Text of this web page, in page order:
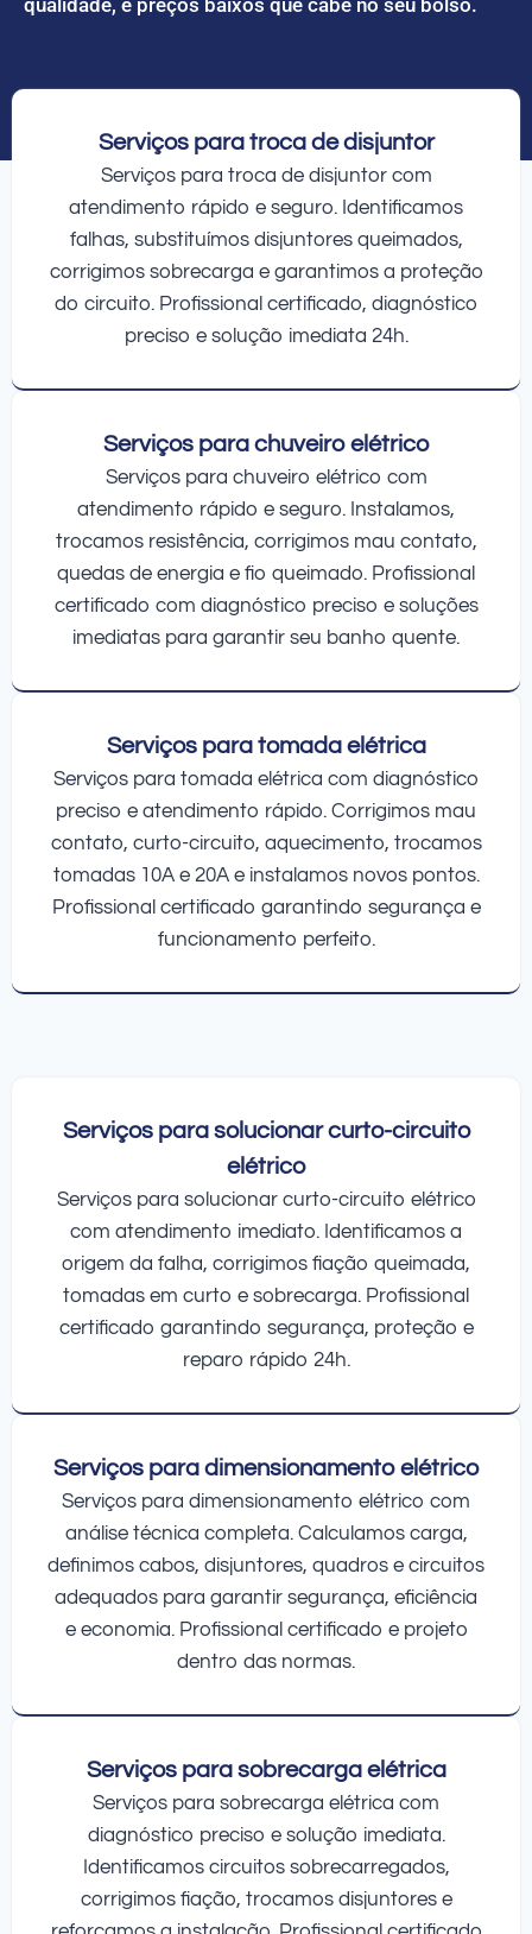
Serviços para troca de disjuntor
Serviços para troca de disjuntor com
atendimento rápido e seguro. Identificamos
falhas, substituímos disjuntores queimados,
corrigimos sobrecarga e garantimos a proteção
do circuito. Profissional certificado, diagnóstico
preciso e solução imediata 24h.
Serviços para chuveiro elétrico
Serviços para chuveiro elétrico com
atendimento rápido e seguro. Instalamos,
trocamos resistência, corrigimos mau contato,
quedas de energia e fio queimado. Profissional
certificado com diagnóstico preciso e soluções
imediatas para garantir seu banho quente.
Serviços para tomada elétrica
Serviços para tomada elétrica com diagnóstico
preciso e atendimento rápido. Corrigimos mau
contato, curto-circuito, aquecimento, trocamos
tomadas 10A e 20A e instalamos novos pontos.
Profissional certificado garantindo segurança e
funcionamento perfeito.
Serviços para solucionar curto-circuito
elétrico
Serviços para solucionar curto-circuito elétrico
com atendimento imediato. Identificamos a
origem da falha, corrigimos fiação queimada,
tomadas em curto e sobrecarga. Profissional
certificado garantindo segurança, proteção e
reparo rápido 24h.
Serviços para dimensionamento elétrico
Serviços para dimensionamento elétrico com
análise técnica completa. Calculamos carga,
definimos cabos, disjuntores, quadros e circuitos
adequados para garantir segurança, eficiência
e economia. Profissional certificado e projeto
dentro das normas.
Serviços para sobrecarga elétrica
Serviços para sobrecarga elétrica com
diagnóstico preciso e solução imediata.
Identificamos circuitos sobrecarregados,
corrigimos fiação, trocamos disjuntores e